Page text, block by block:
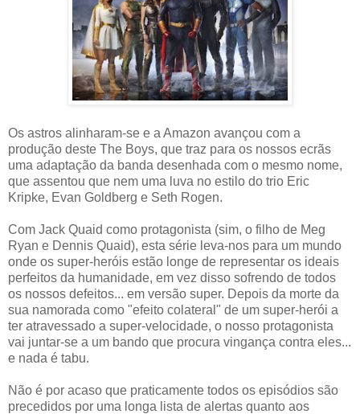
Os astros alinharam-se e a Amazon avançou com a
produção deste The Boys, que traz para os nossos ecrãs
uma adaptação da banda desenhada com o mesmo nome,
que assentou que nem uma luva no estilo do trio Eric
Kripke, Evan Goldberg e Seth Rogen.
Com Jack Quaid como protagonista (sim, o filho de Meg
Ryan e Dennis Quaid), esta série leva-nos para um mundo
onde os super-heróis estão longe de representar os ideais
perfeitos da humanidade, em vez disso sofrendo de todos
os nossos defeitos... em versão super. Depois da morte da
sua namorada como "efeito colateral" de um super-herói a
ter atravessado a super-velocidade, o nosso protagonista
vai juntar-se a um bando que procura vingança contra eles...
e nada é tabu.
Não é por acaso que praticamente todos os episódios são
precedidos por uma longa lista de alertas quanto aos